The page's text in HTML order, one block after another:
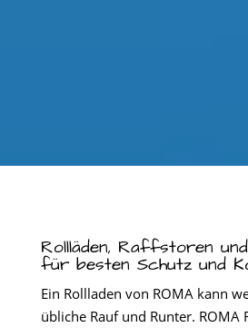
Rollläden, Raffstoren
für besten Schutz und
Ein Rollladen von ROMA kann
übliche Rauf und Runter. ROMA